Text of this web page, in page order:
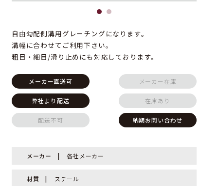
自由勾配側溝用グレーチングになります。
溝幅に合わせてご利用下さい。
粗目・細目/滑り止めにも対応しております。
メーカー直送可 メーカー在庫
弊社より配送 在庫あり
配送不可 納期お問い合わせ
メーカー 各社メーカー
材質 スチール